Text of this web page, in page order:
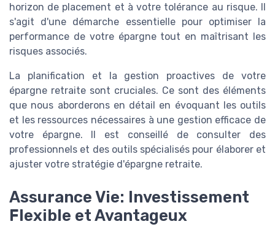
horizon de placement et à votre tolérance au risque. Il
s'agit d'une démarche essentielle pour optimiser la
performance de votre épargne tout en maîtrisant les
risques associés.
La planification et la gestion proactives de votre
épargne retraite sont cruciales. Ce sont des éléments
que nous aborderons en détail en évoquant les outils
et les ressources nécessaires à une gestion efficace de
votre épargne. Il est conseillé de consulter des
professionnels et des outils spécialisés pour élaborer et
ajuster votre stratégie d'épargne retraite.
Assurance Vie: Investissement
Flexible et Avantageux